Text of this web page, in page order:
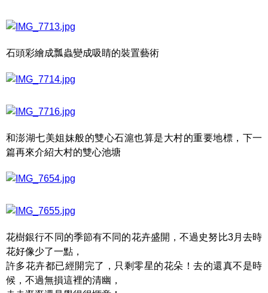
石頭彩繪成瓢蟲變成吸睛的裝置藝術
和澎湖七美姐妹般的雙心石滬也算是大村的重要地標，下一
篇再來介紹大村的雙心池塘
花樹銀行不同的季節有不同的花卉盛開，不過史努比3月去時
花好像少了一點，
許多花卉都已經開完了，只剩零星的花朵！去的還真不是時
候，不過無損這裡的清幽，